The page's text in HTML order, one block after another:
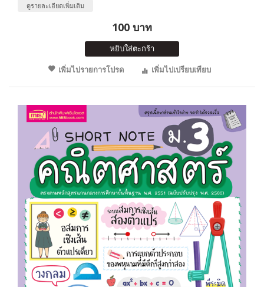
ดูรายละเอียดเพิ่มเติม
100 บาท
หยิบใส่ตะกร้า
เพิ่มไปรายการโปรด
เพิ่มไปเปรียบเทียบ